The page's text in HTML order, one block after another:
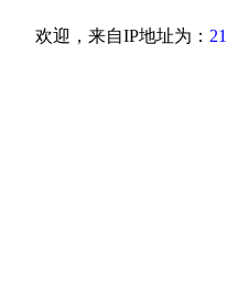
欢迎，来自IP地址为：